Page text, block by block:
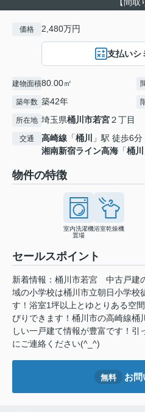
【間取
価格 2,480万円
支払いシ
建物面積80.00㎡
築年数 築42年
所在地 埼玉県桶川市若宮２丁目
交通 高崎線 「桶川
」駅 徒歩6分
湘南新宿ライン高海 「桶川
物件の特徴
室内洗濯機
置場
浴室乾燥機
セールスポイント
新着情報：桶川市若宮 中古戸建
域の小学校は桶川市立朝日小学校
す！浴室1坪以上とゆとりある空
びりできます！桶川市の高崎線桶
しい一戸建て情報が豊富です！
にご連絡ください(^_^)
無料 お問